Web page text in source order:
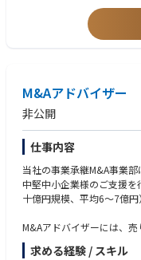
【業務の補足】
本ポジションでは、こう
適な信託スキームやソリ
ジェクト推進力が求められ
国内外の大手金融機関、プ
ージャーを顧客として、
ナンス、不動産・インフ
ではなく、顧客とのリレ
渉、クロージング、受託
当するフロントオフィス
最前線を担い、顧客ごとに
M&Aアドバイザー
非公開
仕事内容
当社の事業承継M&A事業
中堅中小企業様のご支援
十億円規模、平均6～7億円）
M&Aアドバイザーには、
でのM&A案件業務を一気通
求める経験 / スキル